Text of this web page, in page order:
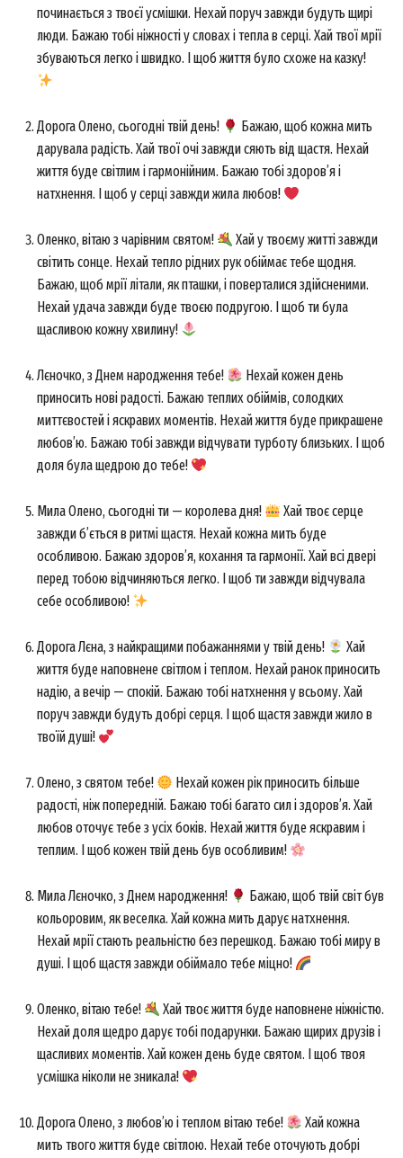
починається з твоєї усмішки. Нехай поруч завжди будуть щирі
люди. Бажаю тобі ніжності у словах і тепла в серці. Хай твої мрії
збуваються легко і швидко. І щоб життя було схоже на казку!
Дорога Олено, сьогодні твій день!
Бажаю, щоб кожна мить
дарувала радість. Хай твої очі завжди сяють від щастя. Нехай
життя буде світлим і гармонійним. Бажаю тобі здоров’я і
натхнення. І щоб у серці завжди жила любов!
Оленко, вітаю з чарівним святом!
Хай у твоєму житті завжди
світить сонце. Нехай тепло рідних рук обіймає тебе щодня.
Бажаю, щоб мрії літали, як пташки, і поверталися здійсненими.
Нехай удача завжди буде твоєю подругою. І щоб ти була
щасливою кожну хвилину!
Лєночко, з Днем народження тебе!
Нехай кожен день
приносить нові радості. Бажаю теплих обіймів, солодких
миттєвостей і яскравих моментів. Нехай життя буде прикрашене
любов’ю. Бажаю тобі завжди відчувати турботу близьких. І щоб
доля була щедрою до тебе!
Мила Олено, сьогодні ти — королева дня!
Хай твоє серце
завжди б’ється в ритмі щастя. Нехай кожна мить буде
особливою. Бажаю здоров’я, кохання та гармонії. Хай всі двері
перед тобою відчиняються легко. І щоб ти завжди відчувала
себе особливою!
Дорога Лєна, з найкращими побажаннями у твій день!
Хай
життя буде наповнене світлом і теплом. Нехай ранок приносить
надію, а вечір — спокій. Бажаю тобі натхнення у всьому. Хай
поруч завжди будуть добрі серця. І щоб щастя завжди жило в
твоїй душі!
Олено, з святом тебе!
Нехай кожен рік приносить більше
радості, ніж попередній. Бажаю тобі багато сил і здоров’я. Хай
любов оточує тебе з усіх боків. Нехай життя буде яскравим і
теплим. І щоб кожен твій день був особливим!
Мила Лєночко, з Днем народження!
Бажаю, щоб твій світ був
кольоровим, як веселка. Хай кожна мить дарує натхнення.
Нехай мрії стають реальністю без перешкод. Бажаю тобі миру в
душі. І щоб щастя завжди обіймало тебе міцно!
Оленко, вітаю тебе!
Хай твоє життя буде наповнене ніжністю.
Нехай доля щедро дарує тобі подарунки. Бажаю щирих друзів і
щасливих моментів. Хай кожен день буде святом. І щоб твоя
усмішка ніколи не зникала!
Дорога Олено, з любов’ю і теплом вітаю тебе!
Хай кожна
мить твого життя буде світлою. Нехай тебе оточують добрі